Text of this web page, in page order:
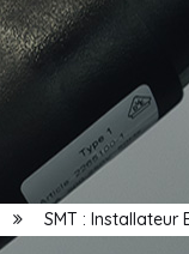
SMT : Installateur